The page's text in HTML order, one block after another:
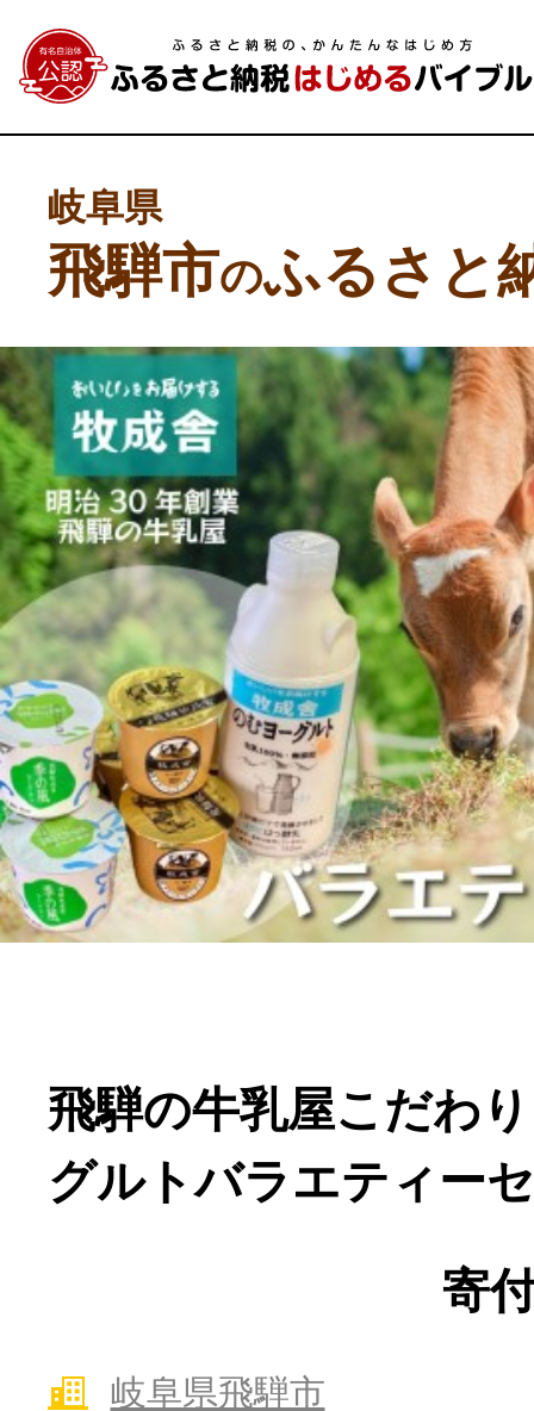
よく見られている返礼品
寄付上限額シミュレーション
給与所得者版
副業・パラレルワーカー
岐阜県
飛騨市のふるさと
飛騨の牛乳屋こだわ
グルトバラエティー
寄
岐阜県飛騨市